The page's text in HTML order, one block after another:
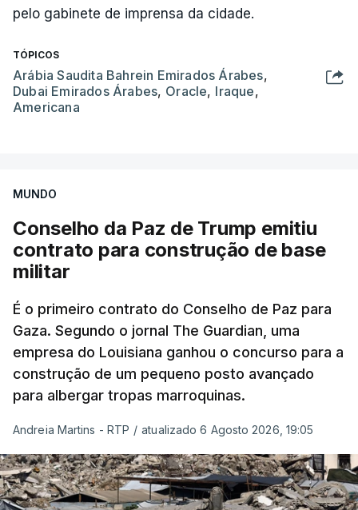
pelo gabinete de imprensa da cidade.
TÓPICOS
Arábia Saudita Bahrein Emirados Árabes,
Dubai Emirados Árabes, Oracle, Iraque,
Americana
MUNDO
Conselho da Paz de Trump emitiu
contrato para construção de base
militar
É o primeiro contrato do Conselho de Paz para
Gaza. Segundo o jornal The Guardian, uma
empresa do Louisiana ganhou o concurso para a
construção de um pequeno posto avançado
para albergar tropas marroquinas.
Andreia Martins - RTP / atualizado 6 Agosto 2026, 19:05